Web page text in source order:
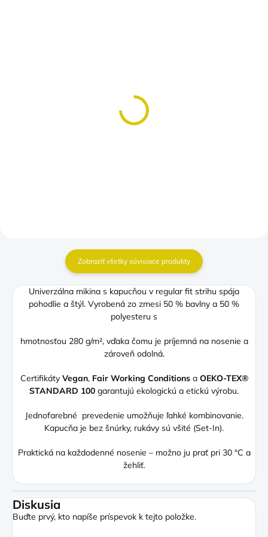
Zobraziť všetky súvisiace produkty
Univerzálna mikina s kapucňou v regular fit strihu spája
pohodlie a štýl. Vyrobená zo zmesi 50 % bavlny a 50 %
polyesteru s
hmotnosťou 280 g/m², vďaka čomu je príjemná na nosenie a
zároveň odolná.
Certifikáty Vegan, Fair Working Conditionsa OEKO-TEX®
STANDARD 100 garantujú ekologickú a etickú výrobu.
Jednofarebné prevedenie umožňuje ľahké kombinovanie.
Kapucňa je bez šnúrky, rukávy sú všité (Set-In).
Praktická na každodenné nosenie – možno ju prať pri 30 °C a
žehliť.
Diskusia
Buďte prvý, kto napíše príspevok k tejto položke.